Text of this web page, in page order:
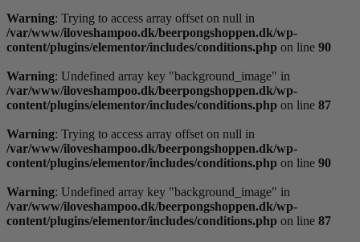
Warning: Trying to access array offset on null in
/var/www/iloveshampoo.dk/beerpongshoppen.dk/wp-
content/plugins/elementor/includes/conditions.php on line 90
Warning: Undefined array key "background_image" in
/var/www/iloveshampoo.dk/beerpongshoppen.dk/wp-
content/plugins/elementor/includes/conditions.php on line 87
Warning: Trying to access array offset on null in
/var/www/iloveshampoo.dk/beerpongshoppen.dk/wp-
content/plugins/elementor/includes/conditions.php on line 90
Warning: Undefined array key "background_image" in
/var/www/iloveshampoo.dk/beerpongshoppen.dk/wp-
content/plugins/elementor/includes/conditions.php on line 87